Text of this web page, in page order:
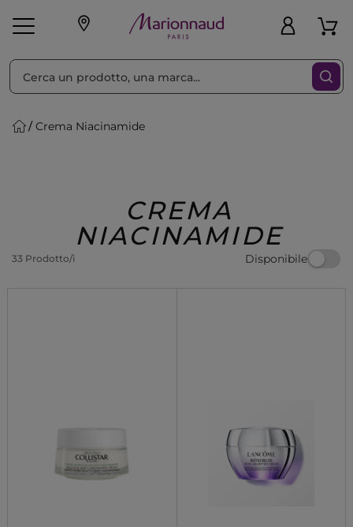
Make-up Profumi
Regalo
Crema Niacinamide
CREMA
NIACINAMIDE
33 Prodotto/i Disponibile
Ordina per Filtra